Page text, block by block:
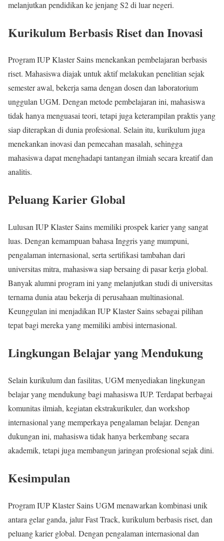
melanjutkan pendidikan ke jenjang S2 di luar negeri.
Kurikulum Berbasis Riset dan Inovasi
Program IUP Klaster Sains menekankan pembelajaran berbasis
riset. Mahasiswa diajak untuk aktif melakukan penelitian sejak
semester awal, bekerja sama dengan dosen dan laboratorium
unggulan UGM. Dengan metode pembelajaran ini, mahasiswa
tidak hanya menguasai teori, tetapi juga keterampilan praktis yang
siap diterapkan di dunia profesional. Selain itu, kurikulum juga
menekankan inovasi dan pemecahan masalah, sehingga
mahasiswa dapat menghadapi tantangan ilmiah secara kreatif dan
analitis.
Peluang Karier Global
Lulusan IUP Klaster Sains memiliki prospek karier yang sangat
luas. Dengan kemampuan bahasa Inggris yang mumpuni,
pengalaman internasional, serta sertifikasi tambahan dari
universitas mitra, mahasiswa siap bersaing di pasar kerja global.
Banyak alumni program ini yang melanjutkan studi di universitas
ternama dunia atau bekerja di perusahaan multinasional.
Keunggulan ini menjadikan IUP Klaster Sains sebagai pilihan
tepat bagi mereka yang memiliki ambisi internasional.
Lingkungan Belajar yang Mendukung
Selain kurikulum dan fasilitas, UGM menyediakan lingkungan
belajar yang mendukung bagi mahasiswa IUP. Terdapat berbagai
komunitas ilmiah, kegiatan ekstrakurikuler, dan workshop
internasional yang memperkaya pengalaman belajar. Dengan
dukungan ini, mahasiswa tidak hanya berkembang secara
akademik, tetapi juga membangun jaringan profesional sejak dini.
Kesimpulan
Program IUP Klaster Sains UGM menawarkan kombinasi unik
antara gelar ganda, jalur Fast Track, kurikulum berbasis riset, dan
peluang karier global. Dengan pengalaman internasional dan